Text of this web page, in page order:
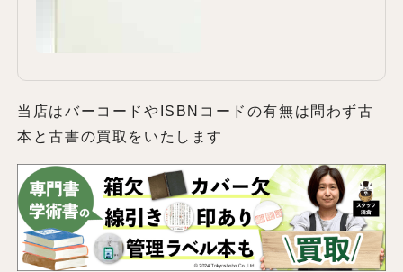
当店はバーコードやISBNコードの有無は問わず古
本と古書の買取をいたします